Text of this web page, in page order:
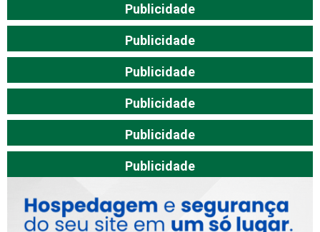
Publicidade
Publicidade
Publicidade
Publicidade
Publicidade
Publicidade